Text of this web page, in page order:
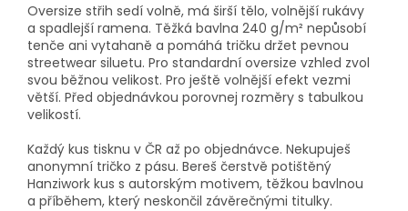
Oversize střih sedí volně, má širší tělo, volnější rukávy
a spadlejší ramena. Těžká bavlna 240 g/m² nepůsobí
tenče ani vytahaně a pomáhá tričku držet pevnou
streetwear siluetu. Pro standardní oversize vzhled zvol
svou běžnou velikost. Pro ještě volnější efekt vezmi
větší. Před objednávkou porovnej rozměry s tabulkou
velikostí.
Každý kus tisknu v ČR až po objednávce. Nekupuješ
anonymní tričko z pásu. Bereš čerstvě potištěný
Hanziwork kus s autorským motivem, těžkou bavlnou
a příběhem, který neskončil závěrečnými titulky.